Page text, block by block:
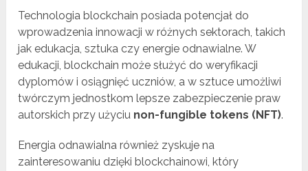
Technologia blockchain posiada potencjał do
wprowadzenia innowacji w różnych sektorach, takich
jak edukacja, sztuka czy energie odnawialne. W
edukacji, blockchain może służyć do weryfikacji
dyplomów i osiągnięć uczniów, a w sztuce umożliwi
twórczym jednostkom lepsze zabezpieczenie praw
autorskich przy użyciu non-fungible tokens (NFT).
Energia odnawialna również zyskuje na
zainteresowaniu dzięki blockchainowi, który